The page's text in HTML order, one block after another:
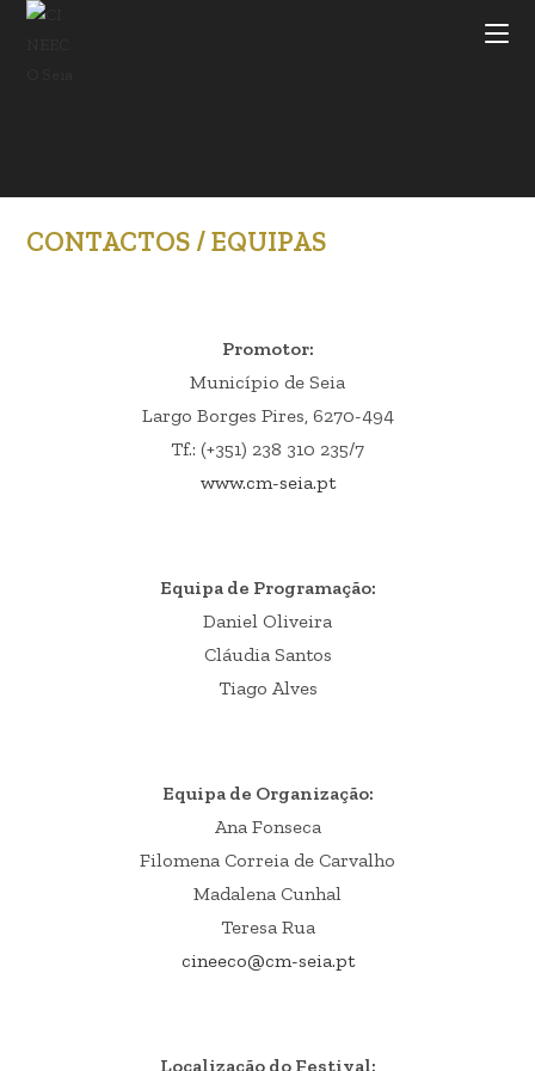
Skip
CONTACTOS / EQUIPAS
Promotor:
Município de Seia
Largo Borges Pires, 6270-494
Tf.: (+351) 238 310 235/7
www.cm-seia.pt
Equipa de Programação:
Daniel Oliveira
Cláudia Santos
Tiago Alves
Equipa de Organização:
Ana Fonseca
Filomena Correia de Carvalho
Madalena Cunhal
Teresa Rua
cineeco@cm-seia.pt
Localização do Festival: